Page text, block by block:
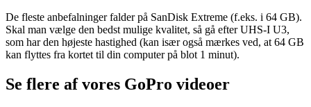
De fleste anbefalninger falder på SanDisk Extreme (f.eks. i 64 GB).
Skal man vælge den bedst mulige kvalitet, så gå efter UHS-I U3,
som har den højeste hastighed (kan især også mærkes ved, at 64 GB
kan flyttes fra kortet til din computer på blot 1 minut).
Se flere af vores GoPro videoer